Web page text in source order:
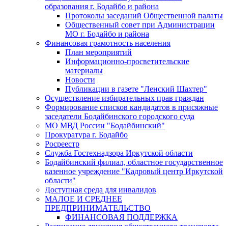
образования г. Бодайбо и района
Протоколы заседаний Общественной палаты
Общественный совет при Администрации
МО г. Бодайбо и района
Финансовая грамотность населения
План мероприятий
Информационно-просветительские
материалы
Новости
Публикации в газете "Ленский Шахтер"
Осуществление избирательных прав граждан
Формирование списков кандидатов в присяжные
заседатели Бодайбинского городского суда
МО МВД России "Бодайбинский"
Прокуратура г. Бодайбо
Росреестр
Служба Гостехнадзора Иркутской области
Бодайбинский филиал, областное государственное
казенное учреждение "Кадровый центр Иркутской
области"
Доступная среда для инвалидов
МАЛОЕ И СРЕДНЕЕ
ПРЕДПРИНИМАТЕЛЬСТВО
ФИНАНСОВАЯ ПОДДЕРЖКА